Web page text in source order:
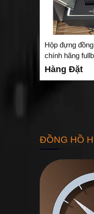
Hộp đựng
chính hãng
Vacheron VC-02
Hàng Đặt
ĐỒNG HỒ